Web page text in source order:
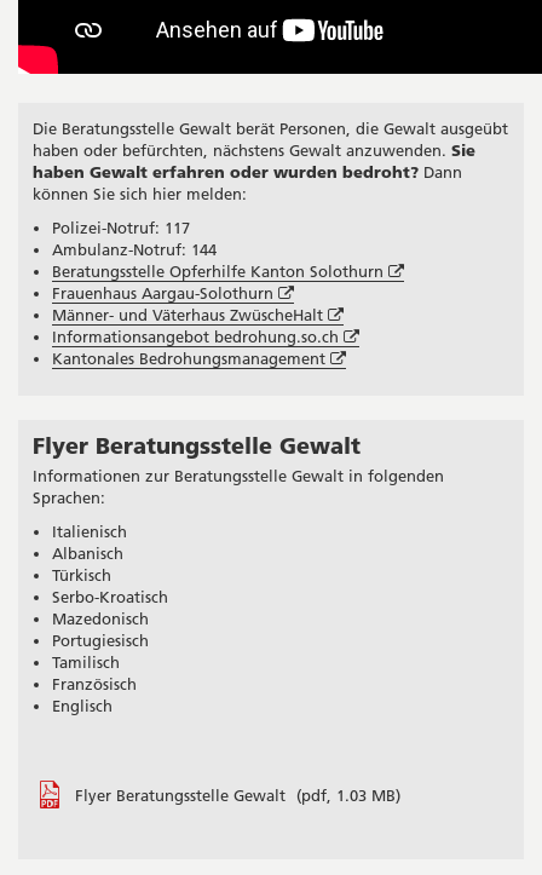
Die Beratungsstelle Gewalt berät Personen, die Gewalt ausgeübt
haben oder befürchten, nächstens Gewalt anzuwenden. Sie
haben Gewalt erfahren oder wurden bedroht? Dann
können Sie sich hier melden:
Polizei-Notruf: 117
Ambulanz-Notruf: 144
Beratungsstelle Opferhilfe Kanton Solothurn
Öffnet
Frauenhaus Aargau-Solothurn
Öffnet
in
neuem
Fenster
Männer- und Väterhaus ZwüscheHalt
Öffnet
in
neuem
Informationsangebot bedrohung.so.ch
Öffnet
Kantonales Bedrohungsmanagement
Öffnet
Flyer Beratungsstelle Gewalt
Informationen zur Beratungsstelle Gewalt in folgenden
Sprachen:
Italienisch
Albanisch
Türkisch
Serbo-Kroatisch
Mazedonisch
Portugiesisch
Tamilisch
Französisch
Englisch
Flyer Beratungsstelle Gewalt (pdf, 1.03 MB)